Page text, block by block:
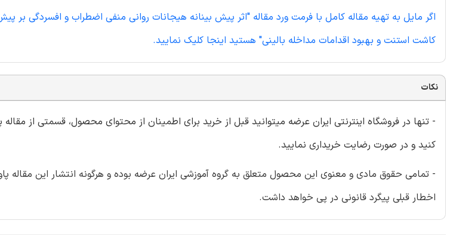
کاشت استنت و بهبود اقدامات مداخله بالینی" هستید اینجا کلیک نمایید.
نکات
- تنها در فروشگاه اینترنتی ایران عرضه میتوانید قبل از خرید برای اطمینان از محتوای محصول، قسمتی از مقاله
کنید و در صورت رضایت خریداری نمایید.
- تمامی حقوق مادی و معنوی این محصول متعلق به گروه آموزشی ایران عرضه بوده و هرگونه انتشار این مقاله
اخطار قبلی پیگرد قانونی در پی خواهد داشت.